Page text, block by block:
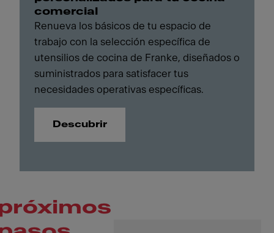
comercial
Renueva los básicos de tu espacio de
trabajo con la selección específica de
utensilios de cocina de Franke, diseñados o
suministrados para satisfacer tus
necesidades operativas específicas.
Descubrir